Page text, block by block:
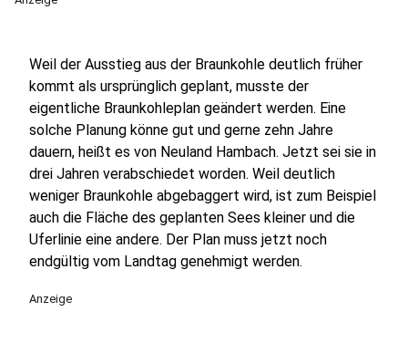
Weil der Ausstieg aus der Braunkohle deutlich früher
kommt als ursprünglich geplant, musste der
eigentliche Braunkohleplan geändert werden. Eine
solche Planung könne gut und gerne zehn Jahre
dauern, heißt es von Neuland Hambach. Jetzt sei sie in
drei Jahren verabschiedet worden. Weil deutlich
weniger Braunkohle abgebaggert wird, ist zum Beispiel
auch die Fläche des geplanten Sees kleiner und die
Uferlinie eine andere. Der Plan muss jetzt noch
endgültig vom Landtag genehmigt werden.
Anzeige